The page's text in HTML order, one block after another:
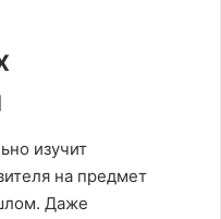
изучит
на предмет
Даже